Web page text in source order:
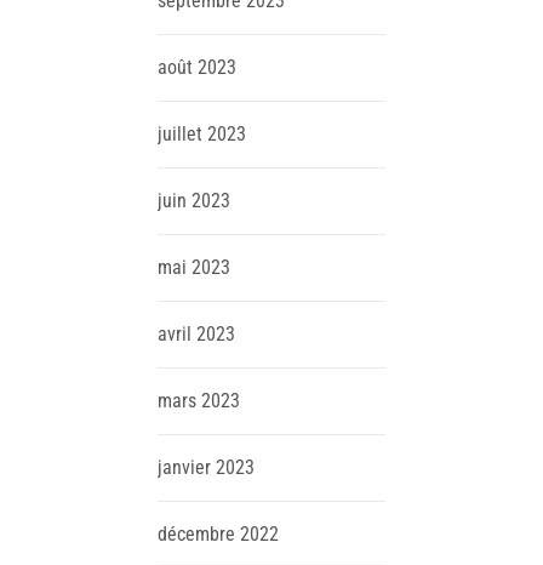
août 2023
juillet 2023
juin 2023
mai 2023
avril 2023
mars 2023
janvier 2023
décembre 2022